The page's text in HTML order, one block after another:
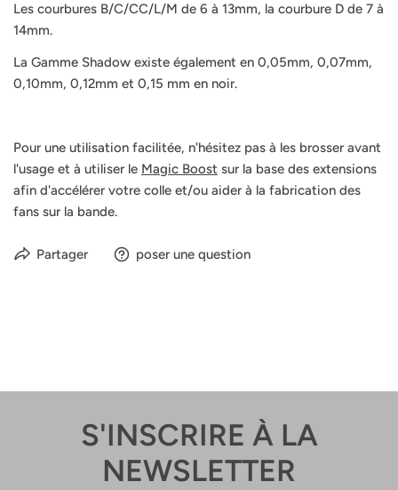
Les courbures B/C/CC/L/M de 6 à 13mm, la courbure D de 7 à
14mm.
La Gamme Shadow existe également en 0,05mm, 0,07mm,
0,10mm, 0,12mm et 0,15 mm en noir.
Pour une utilisation facilitée, n'hésitez pas à les brosser avant
l'usage et à utiliser le Magic Boost sur la base des extensions
afin d'accélérer votre colle et/ou aider à la fabrication des
fans sur la bande.
Partager poser une question
S'INSCRIRE À LA
NEWSLETTER